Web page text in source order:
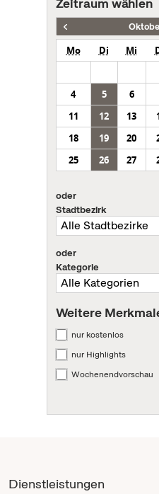
Zeitraum wählen
Mo Di Mi
4
5 6
11
12 13
18
19 20
25
26 27
oder
Stadtbezirk
oder
Kategorie
Weitere
nur kostenlos
nur Highlights
Wochenendvorschau
Dienstleistungen